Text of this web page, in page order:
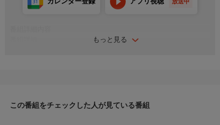
もっと見る
放送中
この番組をチェックした人が見ている番組